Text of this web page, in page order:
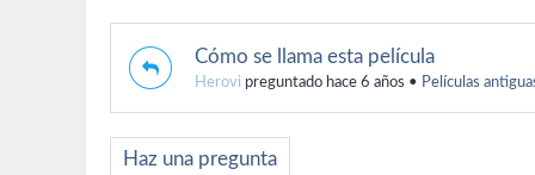
Cómo se llama esta película
Herovi preguntado hace 6 años • Películas
Haz una pregunta